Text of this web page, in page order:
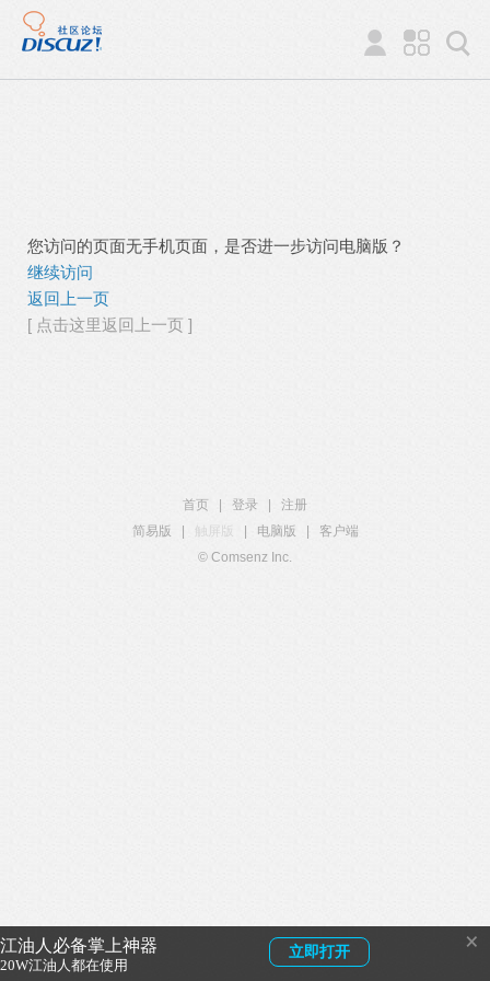
江油人必备掌上神器
20W江油人都在使用
立即打开 ×
您访问的页面无手机页面，是否进一步访问电脑版？
继续访问
返回上一页
[ 点击这里返回上一页 ]
首页 登录
注册
简易版
触屏版 电脑版
客户端
© Comsenz Inc.